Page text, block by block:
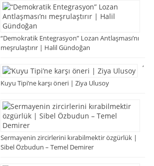
“Demokratik Entegrasyon” Lozan Antlaşması’nı
meşrulaştırır | Halil Gündoğan
‘
Kuyu Tipi’ne karşı öneri | Ziya Ulusoy
Sermayenin zircirlerini kırabilmektir özgürlük |
Sibel Özbudun – Temel Demirer